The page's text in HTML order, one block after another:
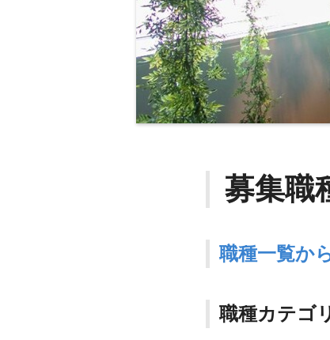
募集職
職種一覧か
職種カテゴ